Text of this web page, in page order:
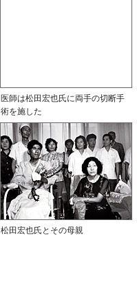
医師は松田宏也氏に両手の切断手
術を施した
松田宏也氏とその母親